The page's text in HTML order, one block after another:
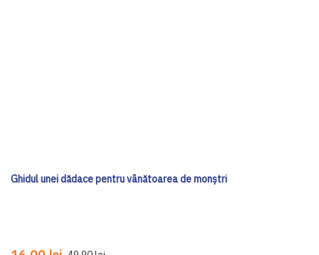
Ghidul unei dădace pentru vânătoarea de monștri